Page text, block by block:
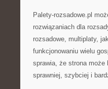
Palety-rozsadowe.pl
rozwiązaniach dla
rozsadowe, multiplaty,
funkcjonowaniu wielu
sprawia, że strona może
sprawniej, szybciej i